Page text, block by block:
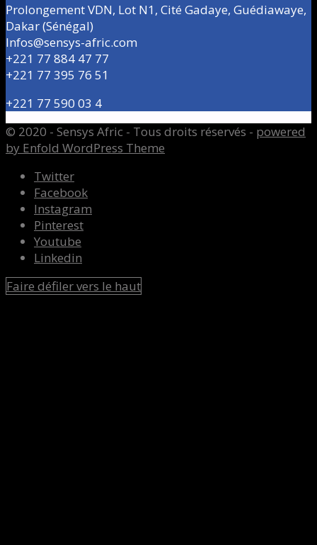
Prolongement VDN, Lot N1, Cité Gadaye, Guédiawaye,
Dakar (Sénégal)
Infos@sensys-afric.com
+221 77 884 47 77
+221 77 395 76 51
+221 77 590 03 4
© 2020 - Sensys Afric - Tous droits réservés - powered
by Enfold WordPress Theme
Twitter
Facebook
Instagram
Pinterest
Youtube
Linkedin
Faire défiler vers le haut